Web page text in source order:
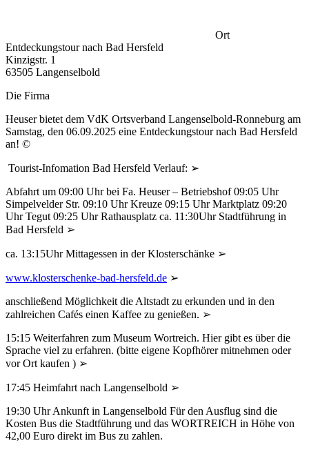
Ort
Entdeckungstour nach Bad Hersfeld
Kinzigstr. 1
63505 Langenselbold
Die Firma
Heuser bietet dem VdK Ortsverband Langenselbold-Ronneburg am
Samstag, den 06.09.2025 eine Entdeckungstour nach Bad Hersfeld
an! ©
Tourist-Infomation Bad Hersfeld Verlauf: ➢
Abfahrt um 09:00 Uhr bei Fa. Heuser – Betriebshof 09:05 Uhr
Simpelvelder Str. 09:10 Uhr Kreuze 09:15 Uhr Marktplatz 09:20
Uhr Tegut 09:25 Uhr Rathausplatz ca. 11:30Uhr Stadtführung in
Bad Hersfeld ➢
ca. 13:15Uhr Mittagessen in der Klosterschänke ➢
www.klosterschenke-bad-hersfeld.de ➢
anschließend Möglichkeit die Altstadt zu erkunden und in den
zahlreichen Cafés einen Kaffee zu genießen. ➢
15:15 Weiterfahren zum Museum Wortreich. Hier gibt es über die
Sprache viel zu erfahren. (bitte eigene Kopfhörer mitnehmen oder
vor Ort kaufen ) ➢
17:45 Heimfahrt nach Langenselbold ➢
19:30 Uhr Ankunft in Langenselbold Für den Ausflug sind die
Kosten Bus die Stadtführung und das WORTREICH in Höhe von
42,00 Euro direkt im Bus zu zahlen.